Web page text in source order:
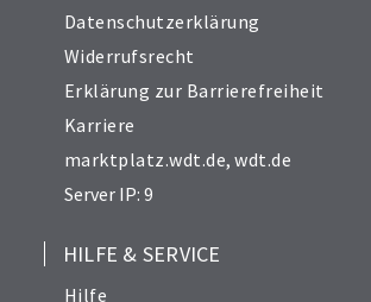
Datenschutzerklärung
Widerrufsrecht
Erklärung zur Barrierefreiheit
Karriere
marktplatz.wdt.de,wdt.de
Server IP: 9
HILFE & SERVICE
Hilfe